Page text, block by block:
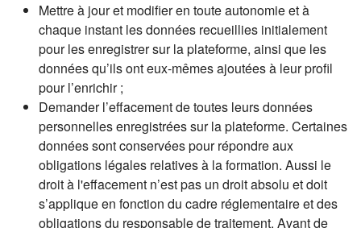
Mettre à jour et modifier en toute autonomie et à
chaque instant les données recueillies initialement
pour les enregistrer sur la plateforme, ainsi que les
données qu’ils ont eux-mêmes ajoutées à leur profil
pour l’enrichir ;
Demander l’effacement de toutes leurs données
personnelles enregistrées sur la plateforme. Certaines
données sont conservées pour répondre aux
obligations légales relatives à la formation. Aussi le
droit à l'effacement n’est pas un droit absolu et doit
s’applique en fonction du cadre réglementaire et des
obligations du responsable de traitement. Avant de